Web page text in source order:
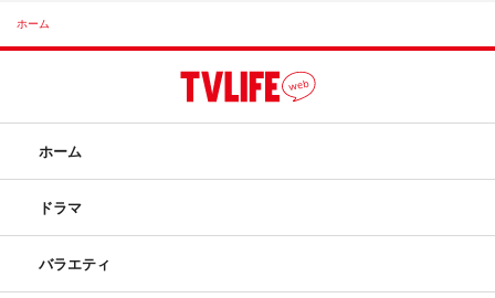
ホーム
ホーム
ドラマ
バラエティ